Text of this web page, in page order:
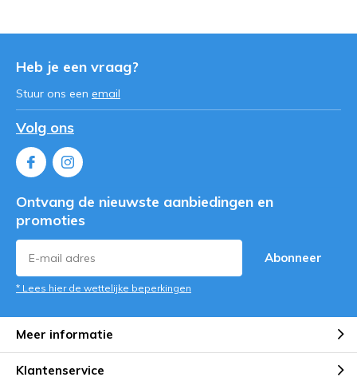
Heb je een vraag?
Stuur ons een email
Volg ons
Ontvang de nieuwste aanbiedingen en
promoties
Abonneer
* Lees hier de wettelijke beperkingen
Meer informatie
Klantenservice